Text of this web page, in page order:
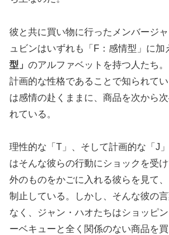
彼と共に買い物に行ったメンバージ
ュビンはいずれも「F：感情型」に加
型」 のアルファベットを持つ人たち
計画的な性格であることで知られて
は感情の赴くままに、商品を次から
れている。
理性的な「T」、そして計画的な「J
はそんな彼らの行動にショックを受
外のものをかごに入れる彼らを見て
制止している。しかし、そんな彼の
なく、ジャン・ハオたちはショッピ
ーベキューと全く関係のない商品を